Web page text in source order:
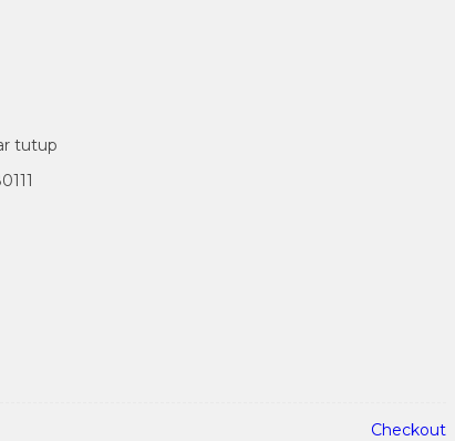
tutup
Checkout